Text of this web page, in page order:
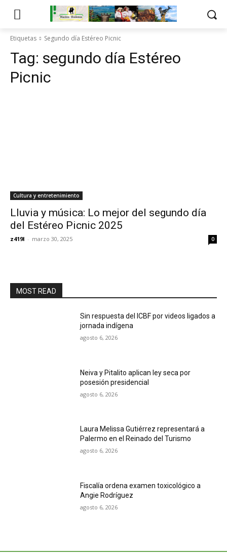
Etiquetas Segundo día Estéreo Picnic
Tag: segundo día Estéreo
Picnic
Cultura y entretenimiento
Lluvia y música: Lo mejor del segundo día
del Estéreo Picnic 2025
z419l - marzo 30, 2025 0
MOST READ
Sin respuesta del ICBF por videos ligados a
jornada indígena
agosto 6, 2026
Neiva y Pitalito aplican ley seca por
posesión presidencial
agosto 6, 2026
Laura Melissa Gutiérrez representará a
Palermo en el Reinado del Turismo
agosto 6, 2026
Fiscalía ordena examen toxicológico a
Angie Rodríguez
agosto 6, 2026